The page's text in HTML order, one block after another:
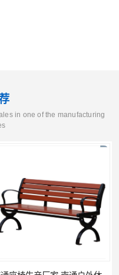
in one of the manufacturing